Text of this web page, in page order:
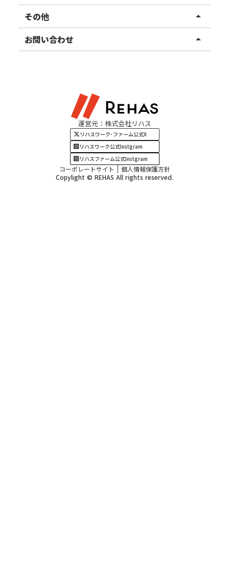
東北エリア
甲信越エリア
四国・九州エリア
事業所ブログ
ご利用者様の声
その他 arrow_drop_up
お知らせ
お問い合わせ arrow_drop_up
運営元：株式会社リハス
リハスワーク･ファーム公式X
リハスワーク公式Instgram
リハスファーム公式Instgram
コーポレートサイト
個人情報保護方針
Copylight © REHAS All rights reserved.